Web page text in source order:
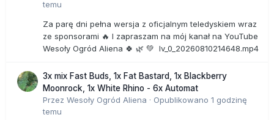
temu
Za parę dni pełna wersja z oficjalnym teledyskiem wraz
ze sponsorami 🔥 I zapraszam na mój kanał na YouTube
Wesoły Ogród Aliena 🍀 🌿 💚 lv_0_20260810214648.mp4
3x mix Fast Buds, 1x Fat Bastard, 1x Blackberry
Moonrock, 1x White Rhino - 6x Automat
Przez Wesoły Ogród Aliena · Opublikowano 1 godzinę
temu